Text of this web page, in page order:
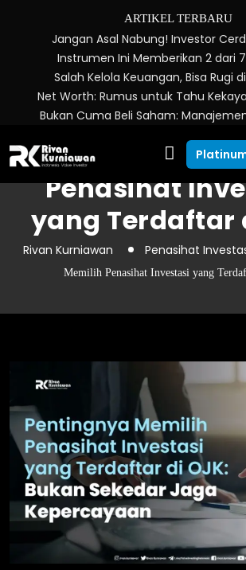
ARTIKEL TERBARU
Jangan Asal Nabung! Investor
Instrumen Ini Memberikan 2 dari
Salah Kelola Keuangan, Bisa Rugi
Net Worth: Rumus untuk Tahu
Bukan Cuma Beli Saham:
Pentingnya
Penasihat
yang Terdaftar
Rivan Kurniawan Penasihat
Memilih Penasihat Investasi yang